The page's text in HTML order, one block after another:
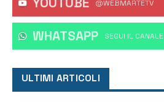
@WEBMARTETV
WHATSAPP ‎SEGUI IL CANALE
ULTIMI ARTICOLI